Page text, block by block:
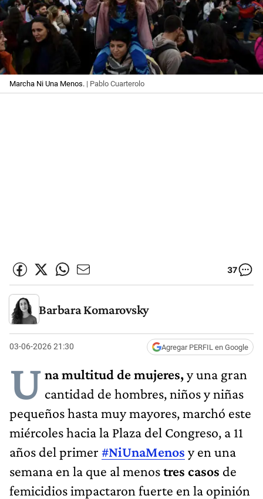
Marcha Ni Una Menos. | Pablo Cuarterolo
37
Barbara Komarovsky
03-06-2026 21:30 Agregar PERFIL en Google
U na multitud de mujeres,y una gran
cantidad de hombres, niños y niñas
pequeños hasta muy mayores, marchó este
miércoles hacia la Plaza del Congreso, a 11
años del primer #NiUnaMenos y en una
semana en la que al menostres casos de
femicidios impactaron fuerte en la opinión